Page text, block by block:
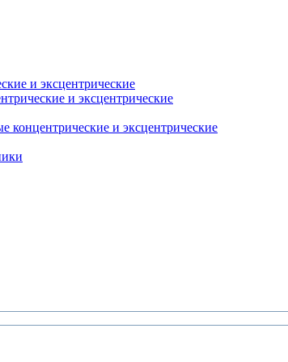
и эксцентрические
и эксцентрические
концентрические и эксцентрические